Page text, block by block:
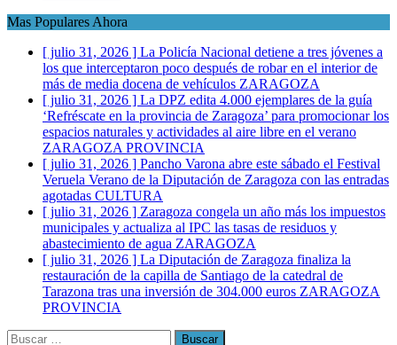
Mas Populares Ahora
[ julio 31, 2026 ] La Policía Nacional detiene a tres jóvenes a
los que interceptaron poco después de robar en el interior de
más de media docena de vehículos ZARAGOZA
[ julio 31, 2026 ] La DPZ edita 4.000 ejemplares de la guía
‘Refréscate en la provincia de Zaragoza’ para promocionar los
espacios naturales y actividades al aire libre en el verano
ZARAGOZA PROVINCIA
[ julio 31, 2026 ] Pancho Varona abre este sábado el Festival
Veruela Verano de la Diputación de Zaragoza con las entradas
agotadas CULTURA
[ julio 31, 2026 ] Zaragoza congela un año más los impuestos
municipales y actualiza al IPC las tasas de residuos y
abastecimiento de agua ZARAGOZA
[ julio 31, 2026 ] La Diputación de Zaragoza finaliza la
restauración de la capilla de Santiago de la catedral de
Tarazona tras una inversión de 304.000 euros ZARAGOZA
PROVINCIA
Buscar: